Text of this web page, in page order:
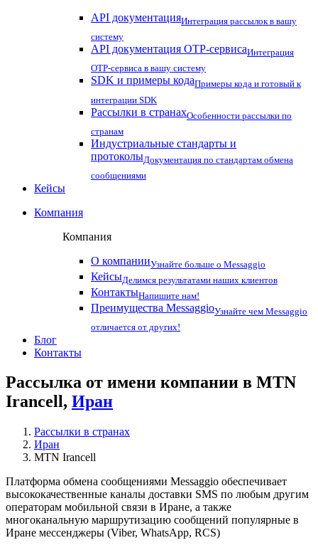
API документацияИнтеграция рассылок в вашу
систему
API документация OTP-сервисаИнтеграция
OTP-сервиса в вашу систему
SDK и примеры кодаПримеры кода и готовый к
интеграции SDK
Рассылки в странахОсобенности рассылки по
странам
Индустриальные стандарты и
протоколыДокументация по стандартам обмена
сообщениями
Кейсы
Компания
Компания
О компанииУзнайте больше о Messaggio
КейсыДелимся результатами наших клиентов
КонтактыНапишите нам!
Преимущества MessaggioУзнайте чем Messaggio
отличается от других!
Блог
Контакты
Рассылка от имени компании в MTN
Irancell, Иран
Рассылки в странах
Иран
MTN Irancell
Платформа обмена сообщениями Messaggio обеспечивает
высококачественные каналы доставки SMS по любым другим
операторам мобильной связи в Иране, а также
многоканальную маршрутизацию сообщений популярные в
Иране мессенджеры (Viber, WhatsApp, RCS)